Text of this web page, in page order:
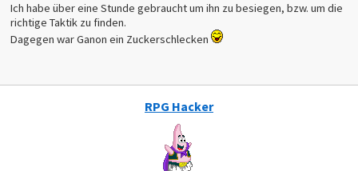
Ich habe über eine Stunde gebraucht um ihn zu besiegen, bzw. um die
richtige Taktik zu finden.
Dagegen war Ganon ein Zuckerschlecken
RPG Hacker